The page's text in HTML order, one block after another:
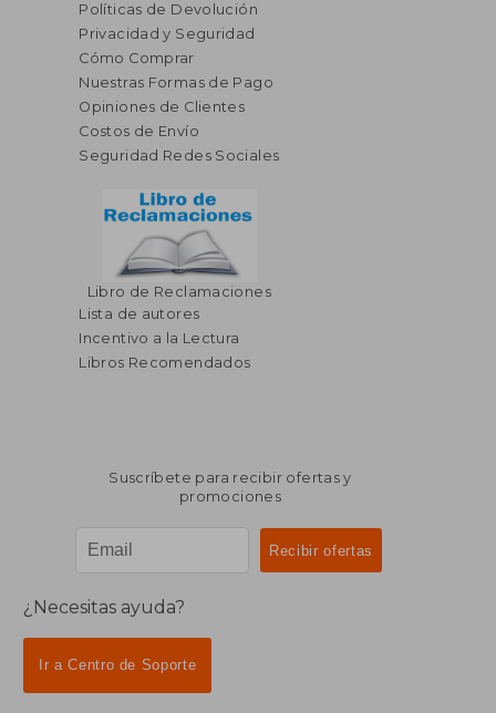
Políticas de Devolución
Privacidad y Seguridad
Cómo Comprar
Nuestras Formas de Pago
Opiniones de Clientes
Costos de Envío
Seguridad Redes Sociales
Libro de Reclamaciones
Lista de autores
Incentivo a la Lectura
Libros Recomendados
Suscríbete para recibir ofertas y
promociones
¿Necesitas ayuda?
Ir a Centro de Soporte